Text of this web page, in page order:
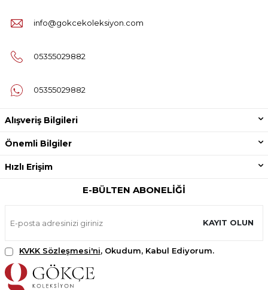
info@gokcekoleksiyon.com
05355029882
05355029882
Alışveriş Bilgileri
Önemli Bilgiler
Hızlı Erişim
E-BÜLTEN ABONELIĞI
KAYIT OLUN
KVKK Sözleşmesi'ni, Okudum, Kabul Ediyorum.